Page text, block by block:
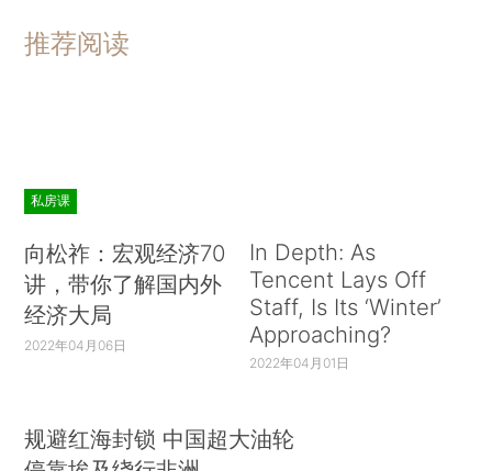
推荐阅读
私房课
向松祚：宏观经济70
讲，带你了解国内外
经济大局
2022年04月06日
In Depth: As
Tencent Lays Off
Staff, Is Its ‘Winter’
Approaching?
2022年04月01日
规避红海封锁 中国超大油轮